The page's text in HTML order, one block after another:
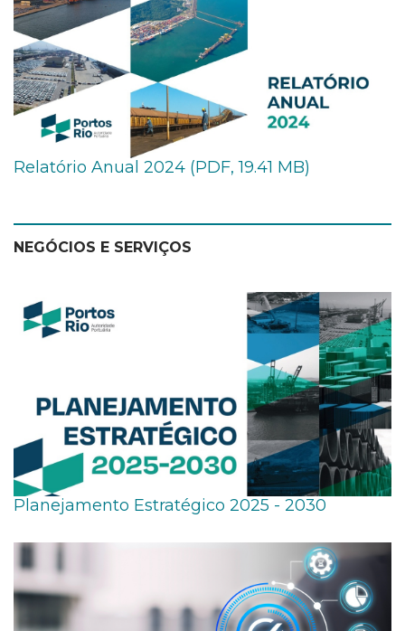
Relatório Anual 2024 (PDF, 19.41 MB)
NEGÓCIOS E SERVIÇOS
Planejamento Estratégico 2025 - 2030